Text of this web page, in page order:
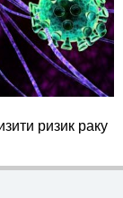
ризик раку